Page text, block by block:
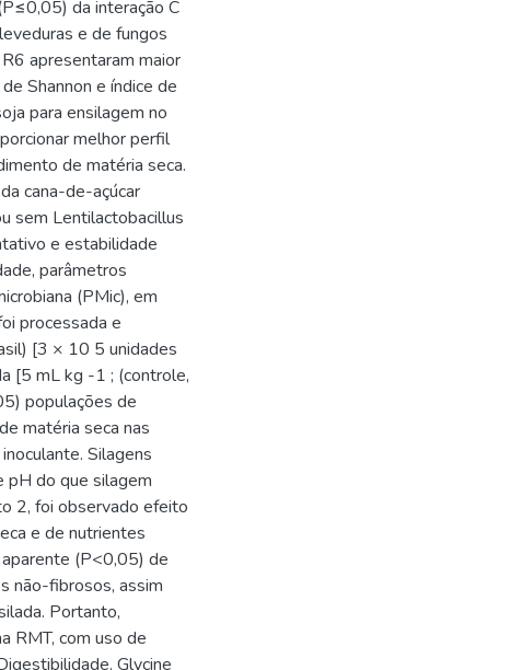
da interação C
e de fungos
apresentaram maior
Shannon e índice de
para ensilagem no
melhor perfil
de matéria seca.
cana-de-açúcar
sem Lentilactobacillus
e estabilidade
parâmetros
(PMic), em
processada e
[3 × 10 5 unidades
[5 mL kg -1 ; (controle,
populações de
matéria seca nas
Silagens
pH do que silagem
2, foi observado efeito
e de nutrientes
(P<0,05) de
não-fibrosos, assim
Portanto,
RMT, com uso de
Glycine